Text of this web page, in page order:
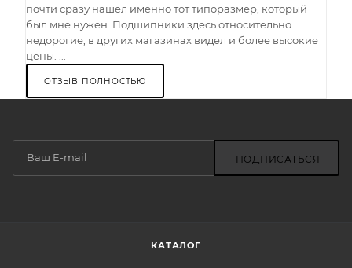
почти сразу нашел именно тот типоразмер, который
был мне нужен. Подшипники здесь относительно
недорогие, в других магазинах видел и более высокие
цены. ...
ОТЗЫВ ПОЛНОСТЬЮ
ПОДПИСАТЬСЯ
КАТАЛОГ